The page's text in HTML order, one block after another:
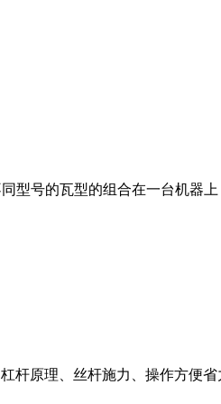
号的瓦型的组合在一台机器上
原理、丝杆施力、操作方便省